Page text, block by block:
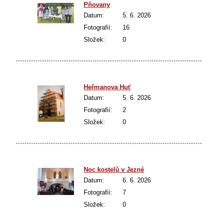
Pňovany
Datum:
5. 6. 2026
Fotografií:
16
Složek:
0
Heřmanova Huť
Datum:
5. 6. 2026
Fotografií:
2
Složek:
0
Noc kostelů v Jezné
Datum:
6. 6. 2026
Fotografií:
7
Složek:
0